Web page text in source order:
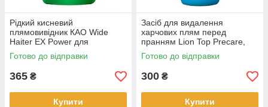
Рідкий кисневий
плямовивідник КАО Wide
Haiter EX Power для
кольорової білизни, зап, 450
мл (419965)
Готово до відправки
365 ₴
Купити
Засіб для видалення
харчових плям перед
пранням Lion Top Precare,
160 мл (527039)
Готово до відправки
300 ₴
Купити